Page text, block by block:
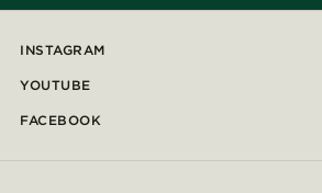
INSTAGRAM
YOUTUBE
FACEBOOK